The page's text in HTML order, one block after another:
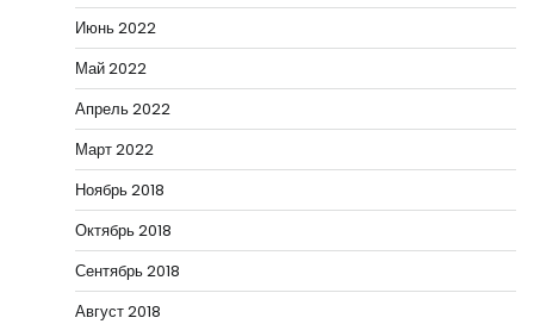
Июнь 2022
Май 2022
Апрель 2022
Март 2022
Ноябрь 2018
Октябрь 2018
Сентябрь 2018
Август 2018